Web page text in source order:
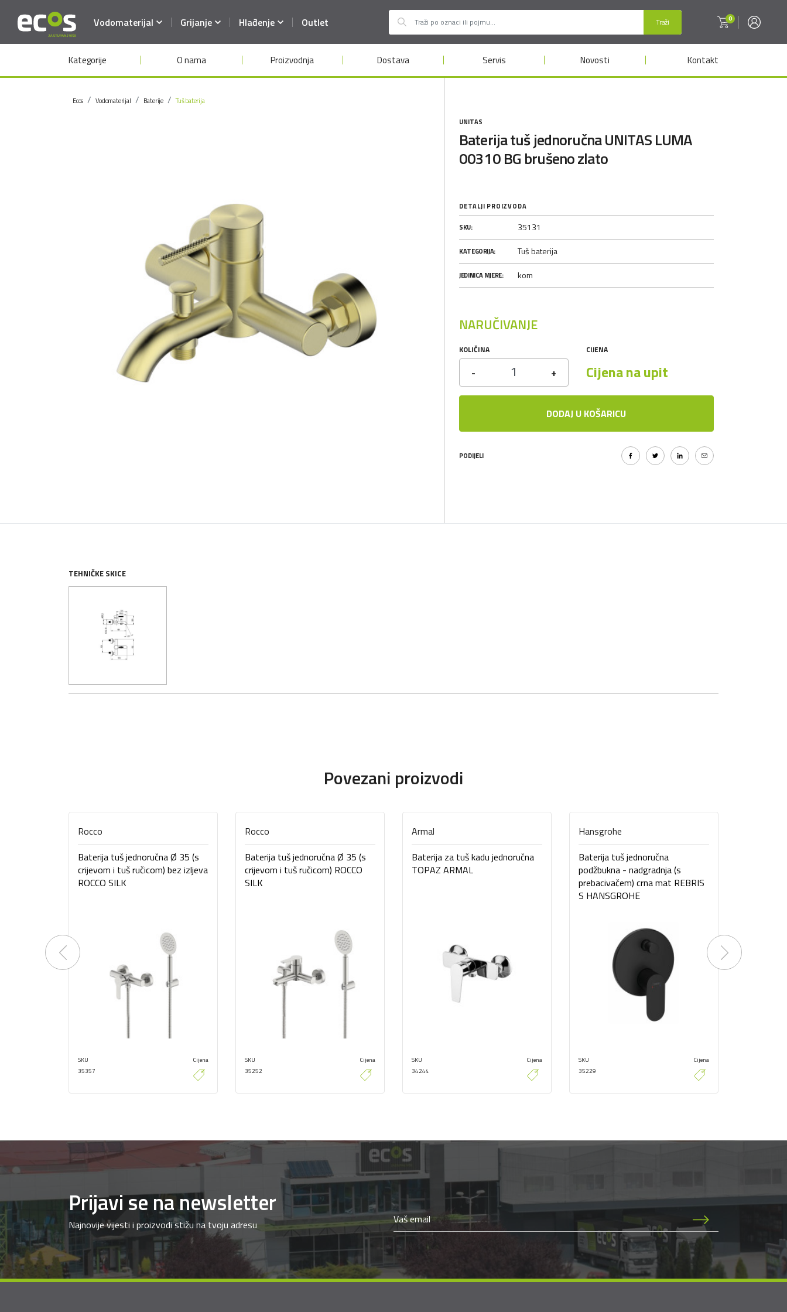
Traži 0
Vodomaterijal Grijanje Hlađenje Outlet
Kategorije O nama Proizvodnja Dostava Servis Novosti Kontakt
Ecos Vodomaterijal Baterije Tuš baterija
UNITAS
Baterija tuš jednoručna UNITAS LUMA
00310 BG brušeno zlato
DETALJI PROIZVODA
SKU: 35131
KATEGORIJA: Tuš baterija
JEDINICA MJERE: kom
NARUČIVANJE
KOLIČINA
- +
CIJENA
Cijena na upit
DODAJ U KOŠARICU
PODIJELI
TEHNIČKE SKICE
Povezani proizvodi
Rocco
Baterija tuš jednoručna Ø 35 (s
crijevom i tuš ručicom) bez izljeva
ROCCO SILK
SKU
35357
Cijena
Rocco
Baterija tuš jednoručna Ø 35 (s
crijevom i tuš ručicom) ROCCO
SILK
SKU
35252
Cijena
Armal
Baterija za tuš kadu jednoručna
TOPAZ ARMAL
SKU
34244
Cijena
Hansgrohe
Baterija tuš jednoručna
podžbukna - nadgradnja (s
prebacivačem) crna mat REBRIS
S HANSGROHE
SKU
35229
Cijena
Previous Next
Prijavi se na newsletter
Najnovije vijesti i proizvodi stižu na tvoju adresu